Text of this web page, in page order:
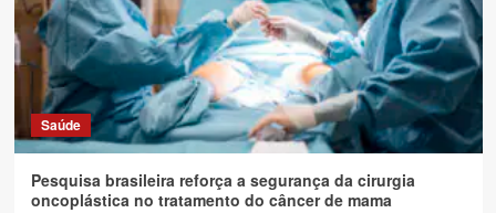
Saúde
Pesquisa brasileira reforça a segurança da cirurgia
oncoplástica no tratamento do câncer de mama